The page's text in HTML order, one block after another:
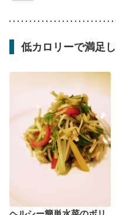
低カロリーで満足